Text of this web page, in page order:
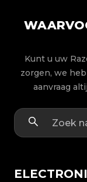
Kunt u uw
zorgen, we
aanvraag